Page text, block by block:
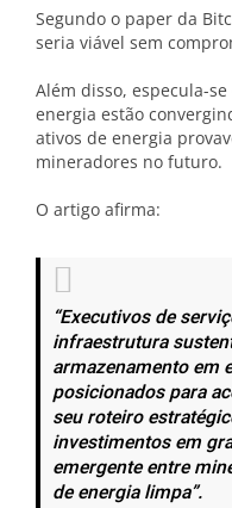
Segundo o paper da
seria viável sem
Além disso, especula-
energia estão
ativos de energia
mineradores no futuro.
O artigo afirma:
“Executivos de
infraestrutura
armazenamento em
posicionados para
seu roteiro
investimentos em
emergente entre
de energia limpa”.